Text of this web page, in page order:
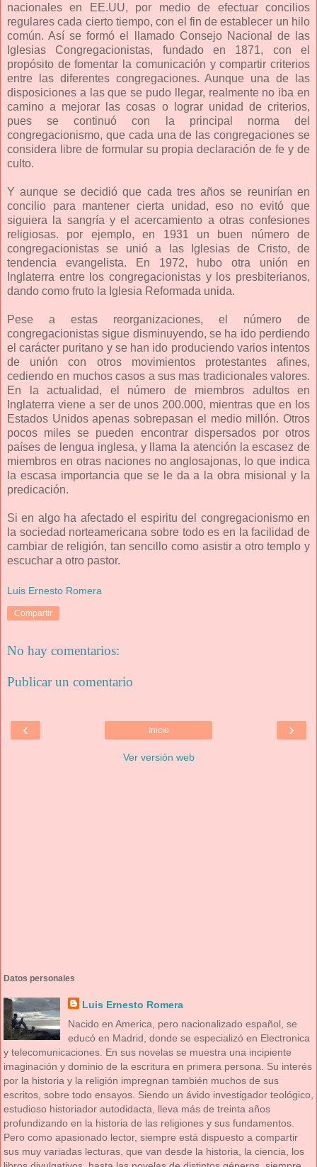
nacionales en EE.UU, por medio de efectuar concilios
regulares cada cierto tiempo, con el fin de establecer un hilo
común. Así se formó el llamado Consejo Nacional de las
Iglesias Congregacionistas, fundado en 1871, con el
propósito de fomentar la comunicación y compartir criterios
entre las diferentes congregaciones. Aunque una de las
disposiciones a las que se pudo llegar, realmente no iba en
camino a mejorar las cosas o lograr unidad de criterios,
pues se continuó con la principal norma del
congregacionismo, que cada una de las congregaciones se
considera libre de formular su propia declaración de fe y de
culto.
Y aunque se decidió que cada tres años se reunirían en
concilio para mantener cierta unidad, eso no evitó que
siguiera la sangría y el acercamiento a otras confesiones
religiosas. por ejemplo, en 1931 un buen número de
congregacionistas se unió a las Iglesias de Cristo, de
tendencia evangelista. En 1972, hubo otra unión en
Inglaterra entre los congregacionistas y los presbiterianos,
dando como fruto la Iglesia Reformada unida.
Pese a estas reorganizaciones, el número de
congregacionistas sigue disminuyendo, se ha ido perdiendo
el carácter puritano y se han ido produciendo varios intentos
de unión con otros movimientos protestantes afines,
cediendo en muchos casos a sus mas tradicionales valores.
En la actualidad, el número de miembros adultos en
Inglaterra viene a ser de unos 200.000, mientras que en los
Estados Unidos apenas sobrepasan el medio millón. Otros
pocos miles se pueden encontrar dispersados por otros
países de lengua inglesa, y llama la atención la escasez de
miembros en otras naciones no anglosajonas, lo que indica
la escasa importancia que se le da a la obra misional y la
predicación.
Si en algo ha afectado el espiritu del congregacionismo en
la sociedad norteamericana sobre todo es en la facilidad de
cambiar de religión, tan sencillo como asistir a otro templo y
escuchar a otro pastor.
Luis Ernesto Romera
Compartir
No hay comentarios:
Publicar un comentario
‹ ›
Inicio
Ver versión web
Datos personales
Luis Ernesto Romera
Nacido en America, pero nacionalizado español, se
educó en Madrid, donde se especializó en Electronica
y telecomunicaciones. En sus novelas se muestra una incipiente
imaginación y dominio de la escritura en primera persona. Su interés
por la historia y la religión impregnan también muchos de sus
escritos, sobre todo ensayos. Siendo un ávido investigador teológico,
estudioso historiador autodidacta, lleva más de treinta años
profundizando en la historia de las religiones y sus fundamentos.
Pero como apasionado lector, siempre está dispuesto a compartir
sus muy variadas lecturas, que van desde la historia, la ciencia, los